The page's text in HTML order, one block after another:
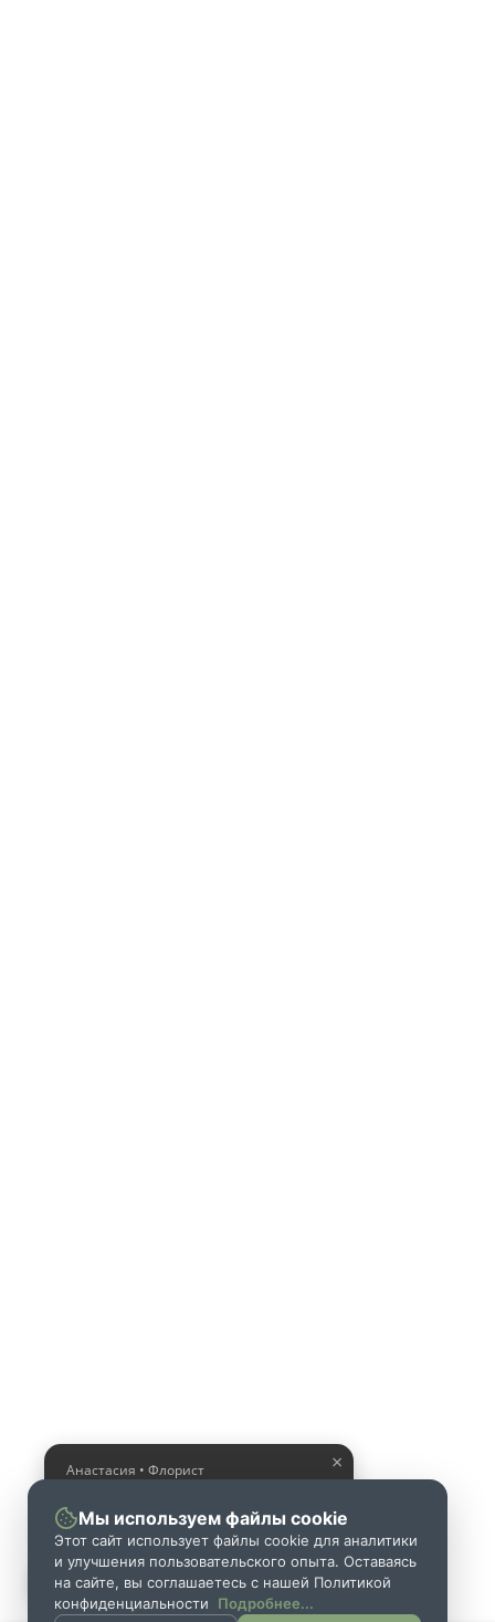
×
Анастасия • Флорист
букет
Мы используем файлы cookie
Этот сайт использует файлы cookie для аналитики
и улучшения пользовательского опыта. Оставаясь
на сайте, вы соглашаетесь с нашей Политикой
конфиденциальности
Подробнее...